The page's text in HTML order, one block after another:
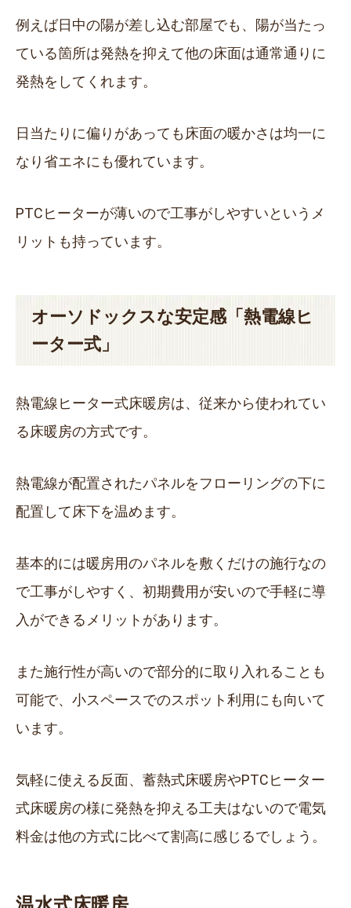
例えば日中の陽が差し込む部屋でも、陽が当たっ
ている箇所は発熱を抑えて他の床面は通常通りに
発熱をしてくれます。
日当たりに偏りがあっても床面の暖かさは均一に
なり省エネにも優れています。
PTCヒーターが薄いので工事がしやすいというメ
リットも持っています。
オーソドックスな安定感「熱電線ヒ
ーター式」
熱電線ヒーター式床暖房は、従来から使われてい
る床暖房の方式です。
熱電線が配置されたパネルをフローリングの下に
配置して床下を温めます。
基本的には暖房用のパネルを敷くだけの施行なの
で工事がしやすく、初期費用が安いので手軽に導
入ができるメリットがあります。
また施行性が高いので部分的に取り入れることも
可能で、小スペースでのスポット利用にも向いて
います。
気軽に使える反面、蓄熱式床暖房やPTCヒーター
式床暖房の様に発熱を抑える工夫はないので電気
料金は他の方式に比べて割高に感じるでしょう。